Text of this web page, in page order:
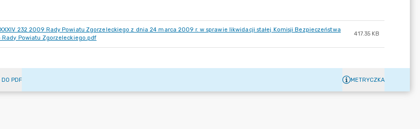
232 2009 Rady Powiatu Zgorzeleckiego z dnia 24 marca 2009 r. w sprawie likwidacji stałej Komisji Bezpieczeństwa
Rady Powiatu Zgorzeleckiego.pdf
417.35 KB
PDF METRYCZKA